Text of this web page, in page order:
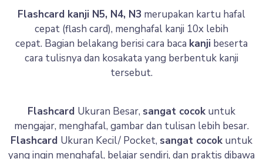
Flashcard kanji N5, N4, N3 merupakan kartu hafal
cepat (flash card), menghafal kanji 10x lebih
cepat. Bagian belakang berisi cara baca kanji beserta
cara tulisnya dan kosakata yang berbentuk kanji
tersebut.
Flashcard Ukuran Besar, sangat cocok untuk
mengajar, menghafal, gambar dan tulisan lebih besar.
Flashcard Ukuran Kecil/ Pocket, sangat cocok untuk
yang ingin menghafal, belajar sendiri, dan praktis dibawa